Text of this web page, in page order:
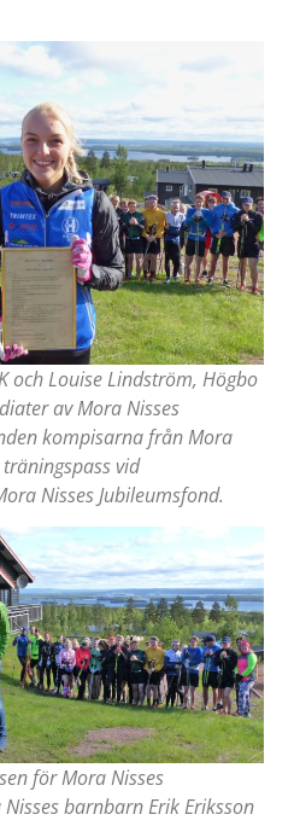
och Louise Lindström, Högbo
av Mora Nisses
kompisarna från Mora
vid
Nisses Jubileumsfond.
för Mora Nisses
barnbarn Erik Eriksson